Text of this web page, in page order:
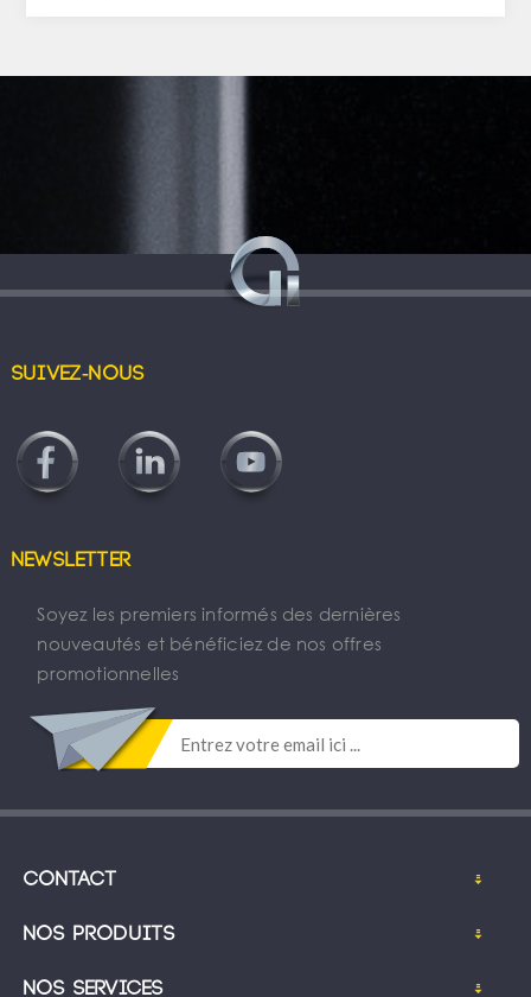
Suivez-nous
Newsletter
Soyez les premiers informés des dernières
nouveautés et bénéficiez de nos offres
promotionnelles
Contact
Nos produits
Nos services